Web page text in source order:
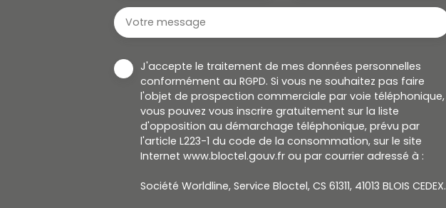
Votre message
J'accepte le traitement de mes données personnelles
conformément au RGPD. Si vous ne souhaitez pas faire
l'objet de prospection commerciale par voie téléphonique,
vous pouvez vous inscrire gratuitement sur la liste
d'opposition au démarchage téléphonique, prévu par
l'article L223-1 du code de la consommation, sur le site
Internet www.bloctel.gouv.fr ou par courrier adressé à :
Société Worldline, Service Bloctel, CS 61311, 41013 BLOIS CEDEX.